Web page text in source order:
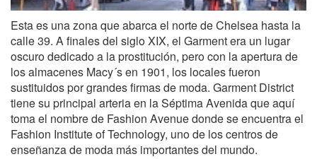
Esta es una zona que abarca el norte de Chelsea hasta la
calle 39. A finales del siglo XIX, el Garment era un lugar
oscuro dedicado a la prostitución, pero con la apertura de
los almacenes Macy´s en 1901, los locales fueron
sustituidos por grandes firmas de moda. Garment District
tiene su principal arteria en la Séptima Avenida que aquí
toma el nombre de Fashion Avenue donde se encuentra el
Fashion Institute of Technology, uno de los centros de
enseñanza de moda más importantes del mundo.